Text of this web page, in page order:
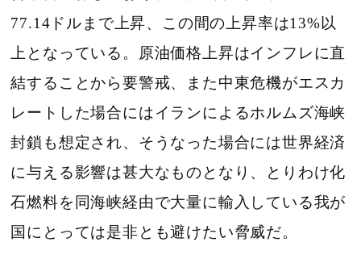
77.14ドルまで上昇、この間の上昇率は13%以
上となっている。原油価格上昇はインフレに直
結することから要警戒、また中東危機がエスカ
レートした場合にはイランによるホルムズ海峡
封鎖も想定され、そうなった場合には世界経済
に与える影響は甚大なものとなり、とりわけ化
石燃料を同海峡経由で大量に輸入している我が
国にとっては是非とも避けたい脅威だ。